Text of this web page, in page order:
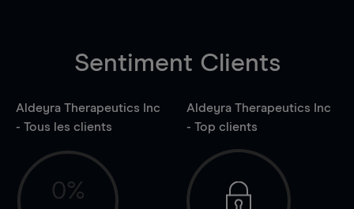
Sentiment Clients
Aldeyra Therapeutics Inc
- Tous les clients
0%
Aldeyra Therapeutics Inc
- Top clients